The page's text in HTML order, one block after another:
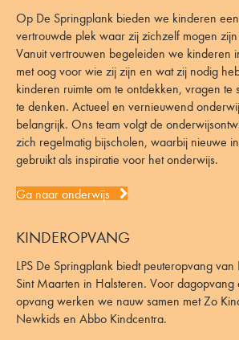
Op De Springplank bieden we kinderen
vertrouwde plek waar zij zichzelf mogen
Vanuit vertrouwen begeleiden we kinderen
met oog voor wie zij zijn en wat zij nodig
kinderen ruimte om te ontdekken, vragen te
te denken. Actueel en vernieuwend
belangrijk. Ons team volgt de
zich regelmatig bijscholen, waarbij nieuwe
gebruikt als inspiratie voor het onderwijs.
Ga naar onderwijs
KINDEROPVANG
LPS De Springplank biedt peuteropvang van
Sint Maarten in Halsteren. Voor dagopvang
opvang werken we nauw samen met Zo
Newkids en Abbo Kindcentra.